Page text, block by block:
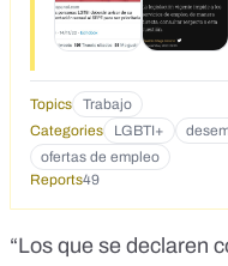
Topics Trabajo
Categories
LGBTI+
ofertas de empleo
Reports49
“Los que se declaren